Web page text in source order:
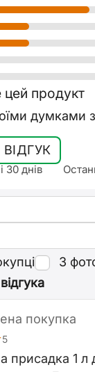
цей продукт
думками
30 днів
З
покупка
5
присадка 1 л